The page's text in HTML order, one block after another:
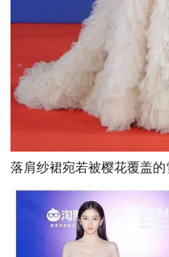
落肩纱裙宛若被樱花覆盖的